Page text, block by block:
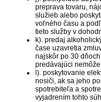
preprava tovaru,
služieb alebo
voľného času a
tieto služby v
k). predaj
čase uzavretia
najskôr po 30
predávajúci
l). poskytovanie
nosiči, ak sa jeho
spotrebiteľa a
vyjadrením tohto